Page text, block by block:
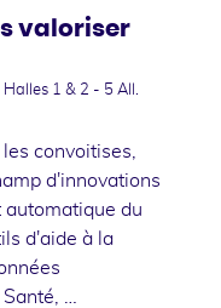
valoriser
1 & 2 - 5 All.
convoitises,
d'innovations
du
d'aide à la
…